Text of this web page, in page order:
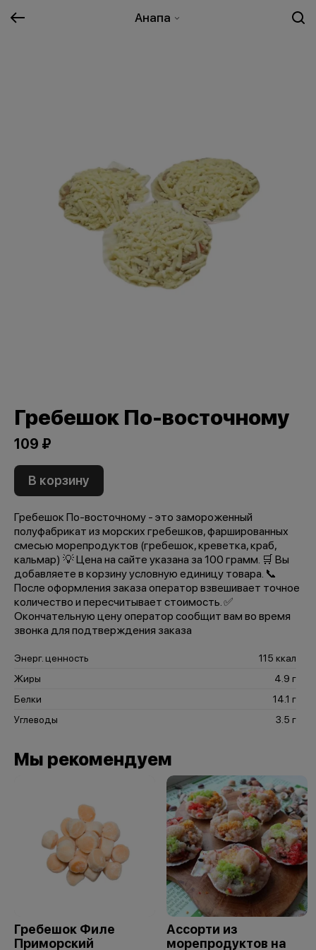
Анапа
Гребешок По-восточному
109 ₽
В корзину
Гребешок По-восточному - это замороженный
полуфабрикат из морских гребешков, фаршированных
смесью морепродуктов (гребешок, креветка, краб,
кальмар) 💡 Цена на сайте указана за 100 грамм. 🛒 Вы
добавляете в корзину условную единицу товара. 📞
После оформления заказа оператор взвешивает точное
количество и пересчитывает стоимость. ✅
Окончательную цену оператор сообщит вам во время
звонка для подтверждения заказа
Энерг. ценность
115 ккал
Жиры
4.9 г
Белки
14.1 г
Углеводы
3.5 г
Мы рекомендуем
Гребешок Филе
Приморский
Ассорти из
морепродуктов на